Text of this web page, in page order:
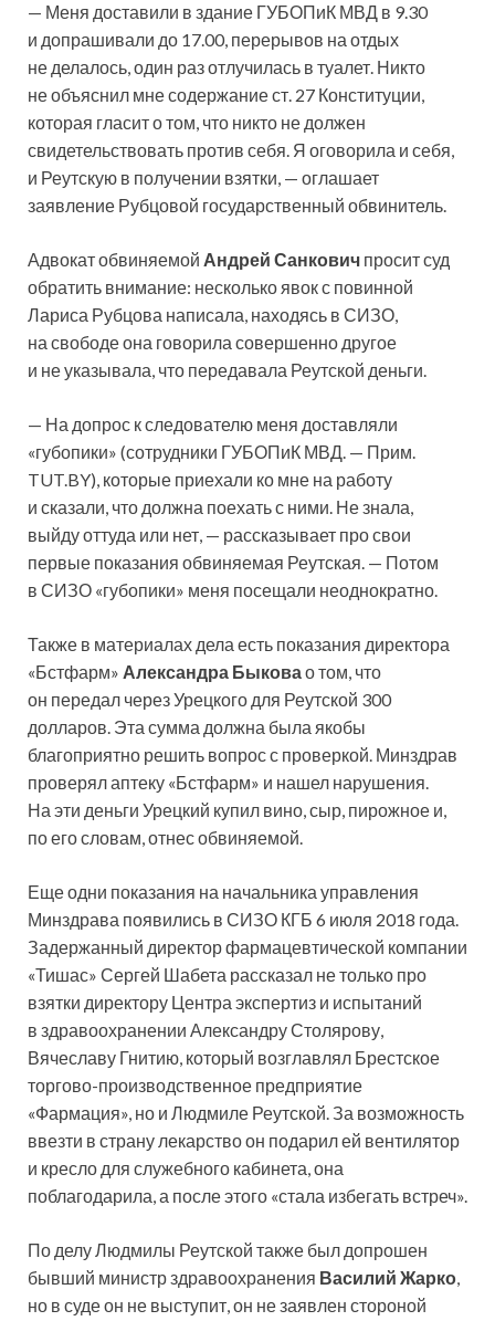
— Меня доставили в здание ГУБОПиК МВД в 9.30
и допрашивали до 17.00, перерывов на отдых
не делалось, один раз отлучилась в туалет. Никто
не объяснил мне содержание ст. 27 Конституции,
которая гласит о том, что никто не должен
свидетельствовать против себя. Я оговорила и себя,
и Реутскую в получении взятки, — оглашает
заявление Рубцовой государственный обвинитель.
Адвокат обвиняемой Андрей Санкович просит суд
обратить внимание: несколько явок с повинной
Лариса Рубцова написала, находясь в СИЗО,
на свободе она говорила совершенно другое
и не указывала, что передавала Реутской деньги.
— На допрос к следователю меня доставляли
«губопики» (сотрудники ГУБОПиК МВД. — Прим.
TUT.BY), которые приехали ко мне на работу
и сказали, что должна поехать с ними. Не знала,
выйду оттуда или нет, — рассказывает про свои
первые показания обвиняемая Реутская. — Потом
в СИЗО «губопики» меня посещали неоднократно.
Также в материалах дела есть показания директора
«Бстфарм» Александра Быковао том, что
он передал через Урецкого для Реутской 300
долларов. Эта сумма должна была якобы
благоприятно решить вопрос с проверкой. Минздрав
проверял аптеку «Бстфарм» и нашел нарушения.
На эти деньги Урецкий купил вино, сыр, пирожное и,
по его словам, отнес обвиняемой.
Еще одни показания на начальника управления
Минздрава появились в СИЗО КГБ 6 июля 2018 года.
Задержанный директор фармацевтической компании
«Тишас» Сергей Шабета рассказал не только про
взятки директору Центра экспертиз и испытаний
в здравоохранении Александру Столярову,
Вячеславу Гнитию, который возглавлял Брестское
торгово-производственное предприятие
«Фармация», но и Людмиле Реутской. За возможность
ввезти в страну лекарство он подарил ей вентилятор
и кресло для служебного кабинета, она
поблагодарила, а после этого «стала избегать встреч».
По делу Людмилы Реутской также был допрошен
бывший министр здравоохранения Василий Жарко,
но в суде он не выступит, он не заявлен стороной